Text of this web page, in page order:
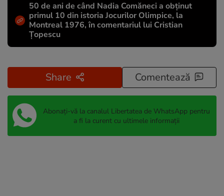
50 de ani de când Nadia Comăneci a obţinut
primul 10 din istoria Jocurilor Olimpice, la
Montreal 1976, în comentariul lui Cristian
Țopescu
Share Comentează
Abonați-vă la canalul Libertatea de WhatsApp pentru
a fi la curent cu ultimele informații